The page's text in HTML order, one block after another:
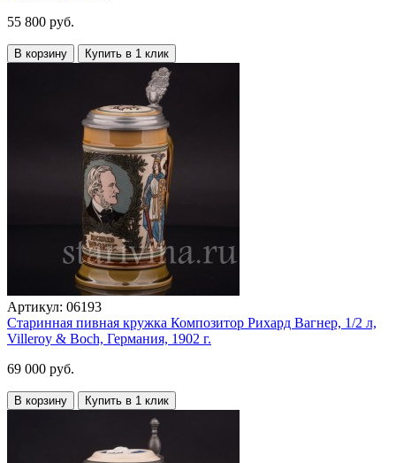
55 800 руб.
В корзину Купить в 1 клик
Артикул: 06193
Старинная пивная кружка Композитор Рихард Вагнер, 1/2 л,
Villeroy & Boch, Германия, 1902 г.
69 000 руб.
В корзину Купить в 1 клик